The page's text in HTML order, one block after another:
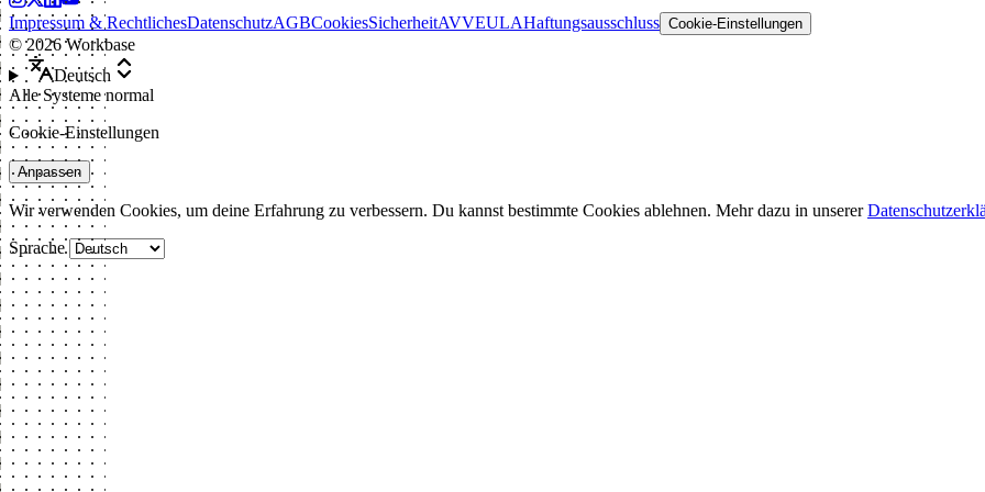
Impressum & RechtlichesDatenschutzAGBCookiesSicherheitAVVEULAHaftungsausschluss Cookie-Einstellungen
©2026 Workbase
Deutsch
Alle Systeme normal
Cookie-Einstellungen
Anpassen
Wir verwenden Cookies, um deine Erfahrung zu verbessern. Du kannst bestimmte Cookies ablehnen. Mehr dazu in unserer
Sprache